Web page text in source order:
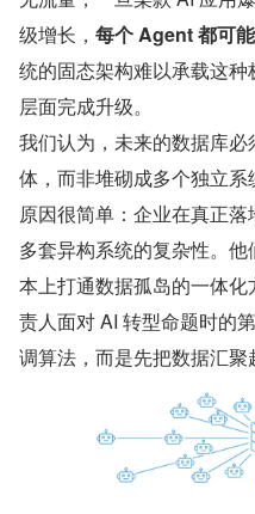
级增长， 每个 Agent 都可
统的固态架构难以承载这
层面完成升级。
我们认为，未来的数据库
体，而非堆砌成多个独立系
原因很简单：企业在真正
多套异构系统的复杂性。
本上打通数据孤岛的一体
责人面对 AI 转型命题时
调算法，而是先把数据汇聚